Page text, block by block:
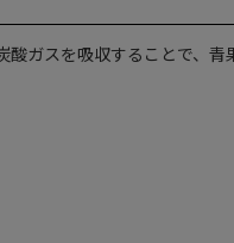
ガスを吸収することで、